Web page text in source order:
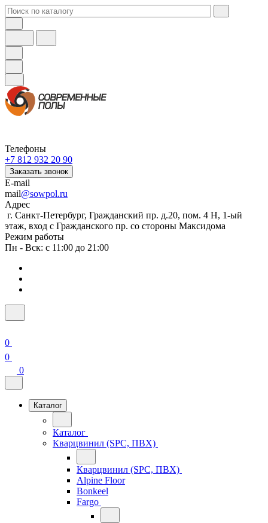
Телефоны
+7 812 932 20 90
Заказать звонок
E-mail
mail@sowpol.ru
Адрес
г. Санкт-Петербург, Гражданский пр. д.20, пом. 4 Н, 1-ый
этаж, вход с Гражданского пр. со стороны Максидома
Режим работы
Пн - Вск: с 11:00 до 21:00
0
0
0
Каталог
Каталог
Кварцвинил (SPC, ПВХ)
Кварцвинил (SPC, ПВХ)
Alpine Floor
Bonkeel
Fargo